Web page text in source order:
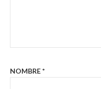
NOMBRE*